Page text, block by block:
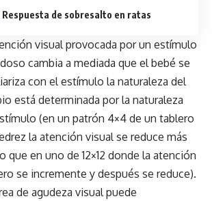
Respuesta de sobresalto en ratas
visual provocada por un estímulo
cambia a mediada que el bebé se
con el estímulo la naturaleza del
está determinada por la naturaleza
(en un patrón 4×4 de un tablero
la atención visual se reduce más
que en uno de 12×12 donde la atención
se incremente y después se reduce).
de agudeza visual puede